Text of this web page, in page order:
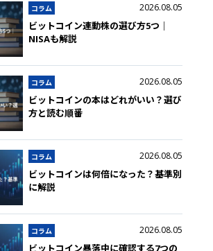
コラム 2026.08.05
ビットコイン連動株の選び方5つ｜
NISAも解説
コラム 2026.08.05
ビットコインの本はどれがいい？選び
方と読む順番
コラム 2026.08.05
ビットコインは何倍になった？基準別
に解説
コラム 2026.08.05
ビットコイン暴落中に確認する7つの